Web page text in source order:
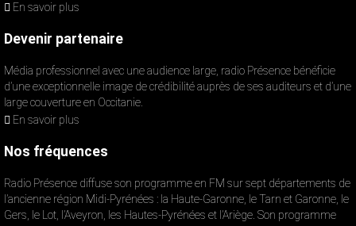
En savoir plus
Devenir partenaire
Média professionnel avec une audience large, radio Présence bénéficie
d’une exceptionnelle image de crédibilité auprès de ses auditeurs et d’une
large couverture en Occitanie.
En savoir plus
Nos fréquences
Radio Présence diffuse son programme en FM sur sept départements de
l’ancienne région Midi-Pyrénées : la Haute-Garonne, le Tarn et Garonne, le
Gers, le Lot, l’Aveyron, les Hautes-Pyrénées et l’Ariège. Son programme